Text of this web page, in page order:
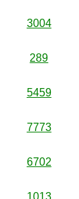
3004
289
5459
7773
6702
1013